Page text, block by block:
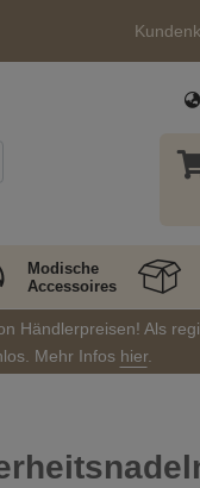
Modische
Accessoires
Händlerpreisen! Als
Mehr Infos hier.